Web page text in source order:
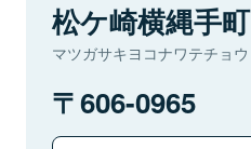
松ケ崎横縄手町
マツガサキヨコナワテチョウ
606-0965